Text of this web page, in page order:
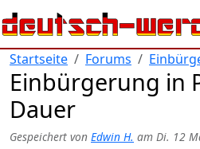
Direkt zum Inhalt
Startseite Forums
Einbürgerung in
Dauer
Gespeichert von Edwin H. am Di. 12